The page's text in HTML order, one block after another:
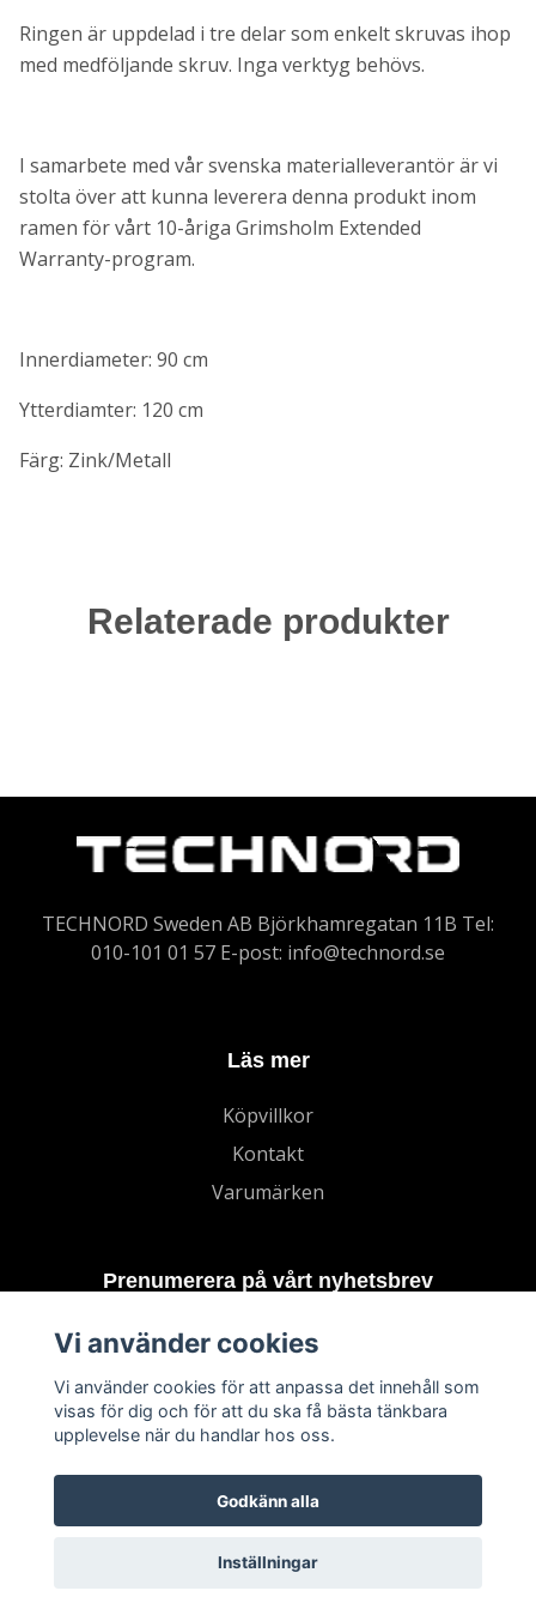
Ringen är uppdelad i tre delar som enkelt skruvas ihop
med medföljande skruv. Inga verktyg behövs.
I samarbete med vår svenska materialleverantör är vi
stolta över att kunna leverera denna produkt inom
ramen för vårt 10-åriga Grimsholm Extended
Warranty-program.
Innerdiameter: 90 cm
Ytterdiamter: 120 cm
Färg: Zink/Metall
Relaterade produkter
TECHNORD Sweden AB Björkhamregatan 11B Tel:
010-101 01 57 E-post: info@technord.se
Läs mer
Köpvillkor
Kontakt
Varumärken
Prenumerera på vårt nyhetsbrev
© 2026 TECHNORD
Vi använder cookies
Vi använder cookies för att anpassa det innehåll som
visas för dig och för att du ska få bästa tänkbara
upplevelse när du handlar hos oss.
Godkänn alla
Inställningar